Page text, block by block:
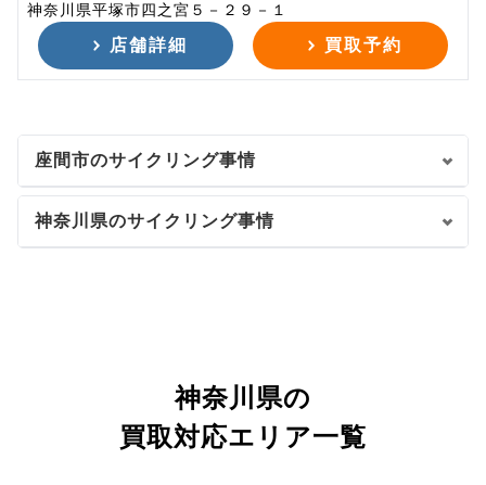
神奈川県平塚市四之宮５－２９－１
店舗詳細 買取予約
座間市のサイクリング事情
神奈川県のサイクリング事情
神奈川県の
買取対応エリア一覧